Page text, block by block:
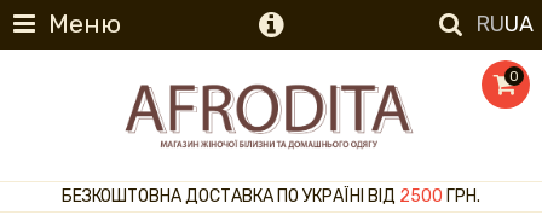
Меню RUUA
0
БЕЗКОШТОВНА ДОСТАВКА ПО УКРАЇНІ ВІД 2500 ГРН.